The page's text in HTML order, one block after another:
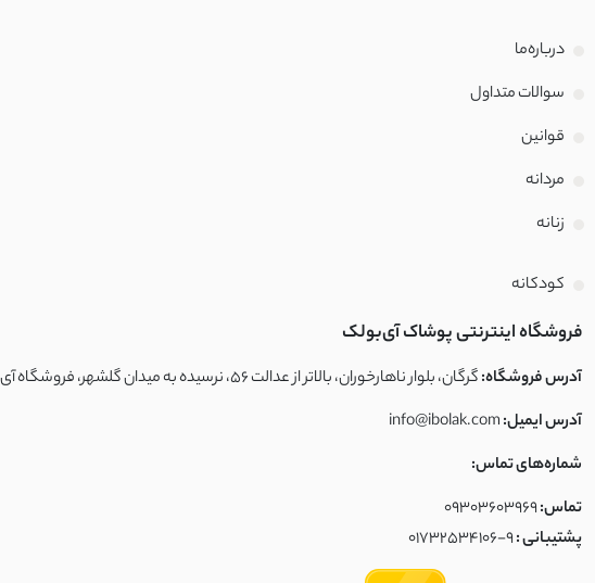
درباره‌ما
سوالات متداول
قوانین
مردانه
زنانه
کودکانه
فروشگاه اینترنتی پوشاک آی‌بولک
آدرس فروشگاه:گرگان، بلوار ناهارخوران، بالاتر از عدالت ۵۶، نرسیده به میدان گلشهر، فروشگاه آی‌بولک
آدرس ایمیل:info@ibolak.com
شماره‌های تماس:
تماس:09303603969
پشتیبانی :01732534106-9